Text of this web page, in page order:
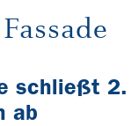
schließt 2.
ab